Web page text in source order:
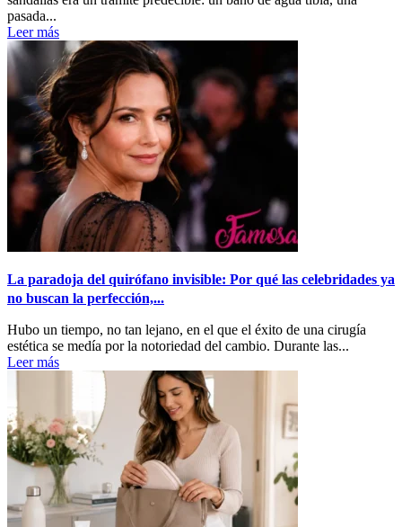
pasada...
Leer más
La paradoja del quirófano invisible: Por qué las celebridades ya
no buscan la perfección,...
Hubo un tiempo, no tan lejano, en el que el éxito de una cirugía
estética se medía por la notoriedad del cambio. Durante las...
Leer más